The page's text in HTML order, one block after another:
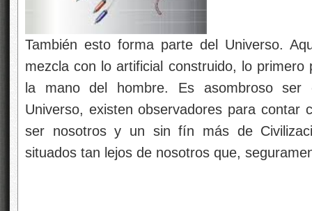
También esto forma parte del Universo.
mezcla con lo artificial construido, lo
la mano del hombre. Es asombroso ser
Universo, existen observadores para contar
ser nosotros y un sin fín más de
situados tan lejos de nosotros que,